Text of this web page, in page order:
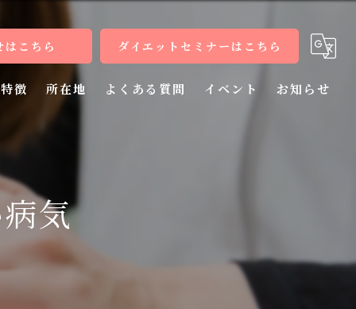
はこちら ダイエットセミナーはこちら
特徴
病気
教室
所在地 よくある質問 イベント お知らせ
気